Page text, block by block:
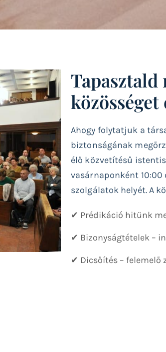
Tapasztald
Ahogy folytatjuk a
biztonságának
élő közvetítésű
vasárnaponként 10:00
szolgálatok helyét. A
✔ Prédikáció hitünk
✔ Bizonyságtételek –
✔ Dicsőítés – felemelő